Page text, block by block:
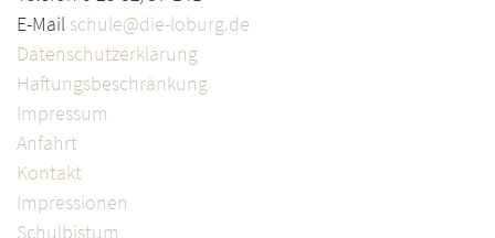
E-Mail schule@die-loburg.de
Datenschutzerklärung
Haftungsbeschränkung
Impressum
Anfahrt
Kontakt
Impressionen
Schulbistum